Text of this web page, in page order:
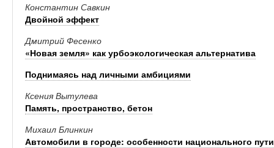
Константин Савкин
Двойной эффект
Дмитрий Фесенко
«Новая земля» как урбоэкологическая альтернатива
Поднимаясь над личными амбициями
Ксения Вытулева
Память, пространство, бетон
Михаил Блинкин
Автомобили в городе: особенности национального пути